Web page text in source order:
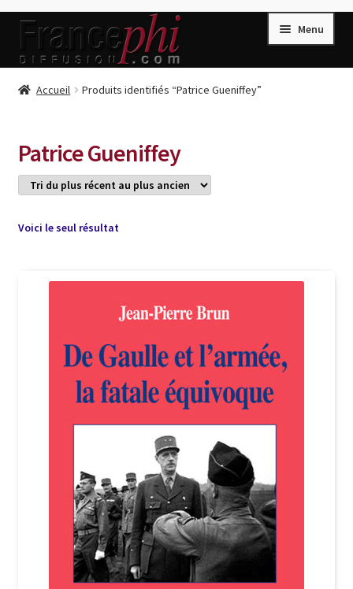
Aller
la
Aller
contenu
Menu
Accueil
Conditions de Vente
Connection
Listes d’Envies
Livres de Peter Randa
Livres de Philippe Randa
Login Customizer
Newsletter
Nous Contacter
Politique de confidentialité et cookies
Qui sommes-nous ?
Soutien à Philippe Randa
Suivi de la Commande
Accueil Produits identifiés “Patrice Gueniffey”
Patrice Gueniffey
Voici le seul résultat